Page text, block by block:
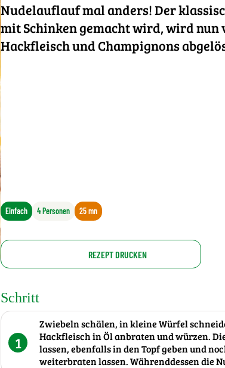
Nudelauflauf mal anders! Der
mit Schinken gemacht wird, wird nun
Hackfleisch und Champignons
Einfach 4 Personen 25 mn
REZEPT DRUCKEN
Schritt
1
Zwiebeln schälen, in kleine Würfel
Hackfleisch in Öl anbraten und würzen.
lassen, ebenfalls in den Topf geben und
weiterbraten lassen. Währenddessen die